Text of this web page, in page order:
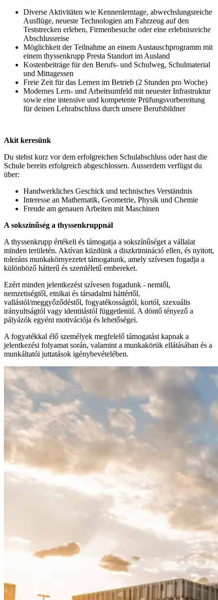
Diverse Aktivitäten wie Kennenlerntage, abwechslungsreiche
Ausflüge, neueste Technologien am Fahrzeug auf den
Teststrecken erleben, Firmenbesuche oder eine erlebnisreiche
Abschlussreise
Möglichkeit der Teilnahme an einem Austauschprogramm mit
einem thyssenkrupp Presta Standort im Ausland
Kostenbeiträge für den Berufs- und Schulweg, Schulmaterial
und Mittagessen
Freie Zeit für das Lernen im Betrieb (2 Stunden pro Woche)
Modernes Lern- und Arbeitsumfeld mit neuester Infrastruktur
sowie eine intensive und kompetente Prüfungsvorbereitung
für deinen Lehrabschluss durch unsere Berufsbildner
Akit keresünk
Du stehst kurz vor dem erfolgreichen Schulabschluss oder hast die
Schule bereits erfolgreich abgeschlossen. Ausserdem verfügst du
über:
Handwerkliches Geschick und technisches Verständnis
Interesse an Mathematik, Geometrie, Physik und Chemie
Freude am genauen Arbeiten mit Maschinen
A sokszínűség a thyssenkruppnál
A thyssenkrupp értékeli és támogatja a sokszínűséget a vállalat
minden területén. Aktívan küzdünk a diszkrimináció ellen, és nyitott,
toleráns munkakörnyezetet támogatunk, amely szívesen fogadja a
különböző hátterű és szemléletű embereket.
Ezért minden jelentkezést szívesen fogadunk - nemtől,
nemzetiségtől, etnikai és társadalmi háttértől,
vallástól/meggyőződéstől, fogyatékosságtól, kortól, szexuális
irányultságtól vagy identitástól függetlenül. A döntő tényező a
pályázók egyéni motivációja és lehetőségei.
A fogyatékkal élő személyek megfelelő támogatást kapnak a
jelentkezési folyamat során, valamint a munkakörük ellátásában és a
munkáltatói juttatások igénybevételében.